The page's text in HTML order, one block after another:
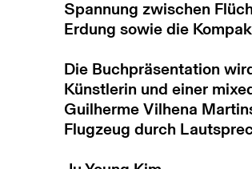
Spannung zwischen
Erdung sowie die
Die Buchpräsentation
Künstlerin und einer
Guilherme Vilhena
Flugzeug durch